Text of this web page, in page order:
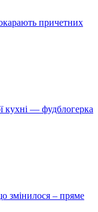
причетних
кухні — фудблогерка
змінилося – пряме